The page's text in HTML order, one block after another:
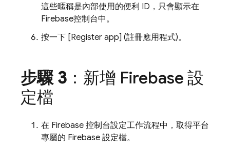
這些暱稱是內部使用的便利 ID，只會顯示在
Firebase控制台中。
按一下 [Register app] (註冊應用程式)。
步驟 3 ：新增 Firebase 設
定檔
在 Firebase 控制台設定工作流程中，取得平台
專屬的 Firebase 設定檔。